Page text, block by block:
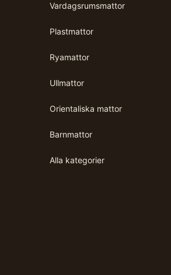
Vardagsrumsmattor
Plastmattor
Ryamattor
Ullmattor
Orientaliska mattor
Barnmattor
Alla kategorier